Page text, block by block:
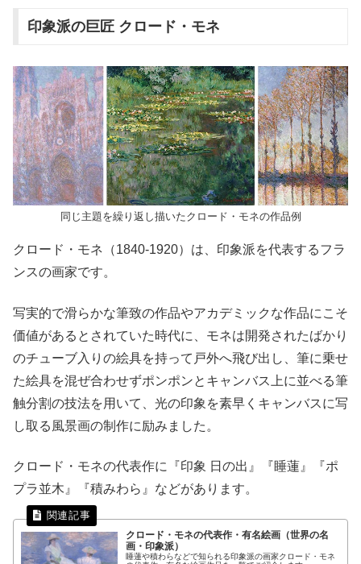
印象派の巨匠 クロード・モネ
同じ主題を繰り返し描いたクロード・モネの作品例
クロード・モネ（1840-1920）は、印象派を代表するフラ
ンスの画家です。
写実的で滑らかな筆致の作品やアカデミックな作品にこそ
価値があるとされていた時代に、モネは開発されたばかり
のチューブ入りの絵具を持って戸外へ飛び出し、筆に乗せ
た絵具を混ぜ合わせずポンポンとキャンバス上に並べる筆
触分割の技法を用いて、光の印象を素早くキャンバスに写
し取る風景画の制作に励みました。
クロード・モネの代表作に『印象 日の出』『睡蓮』『ポ
プラ並木』『積みわら』などがあります。
クロード・モネの代表作・有名絵画（世界の名
画・印象派）
睡蓮や積わらなどで知られる印象派の画家クロード・モネ